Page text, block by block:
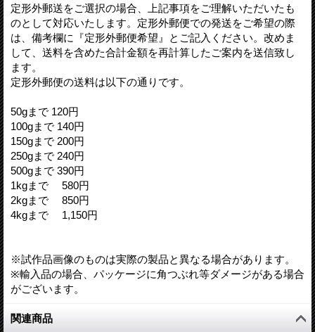
定形外郵送をご選択の場合、上記事項をご理解いただいたも
のとして対応いたします。定形外郵便での発送をご希望の際
は、備考欄に『定形外郵便希望』とご記入ください。改めま
して、送料を含めた合計金額を再計算したご案内を送信致し
ます。
定形外郵便の送料は以下の通りです。
50gまで 120円
100gまで 140円
150gまで 200円
250gまで 240円
500gまで 390円
1kgまで 580円
2kgまで 850円
4kgまで 1,150円
※試作品画像のものは実際の製品と異なる場合があります。
※輸入品の場合、パッケージに角つぶれ等ダメージがある場合
がございます。
関連商品